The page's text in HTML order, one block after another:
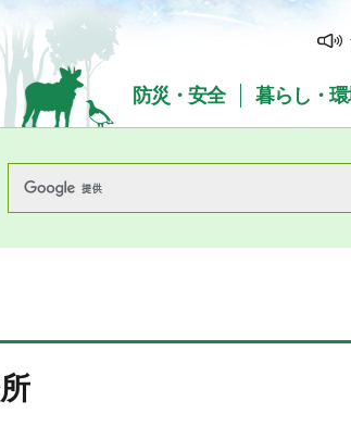
長野県Nagano Prefecture
防災・安全 暮らし・